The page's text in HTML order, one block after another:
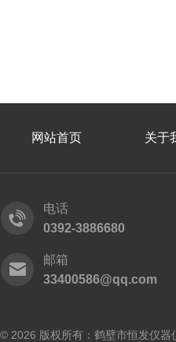
网站首页 关于
电话
0392-3886680
邮箱
33400586@qq.com
© 2026 版权所有：鹤壁市恒发仪器